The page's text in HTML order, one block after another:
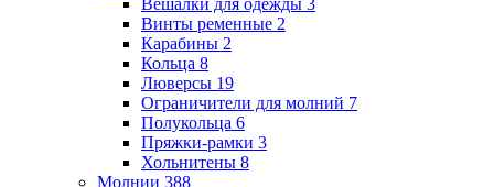
Винты ременные 2
Карабины 2
Кольца 8
Люверсы 19
Ограничители для молний 7
Полукольца 6
Пряжки-рамки 3
Хольнитены 8
Молнии 388